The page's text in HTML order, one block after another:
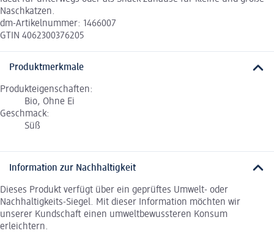
Naschkatzen.
dm-Artikelnummer: 1466007
GTIN 4062300376205
Produktmerkmale
Produkteigenschaften:
Bio, Ohne Ei
Geschmack:
Süß
Information zur Nachhaltigkeit
Dieses Produkt verfügt über ein geprüftes Umwelt- oder
Nachhaltigkeits-Siegel. Mit dieser Information möchten wir
unserer Kundschaft einen umweltbewussteren Konsum
erleichtern.